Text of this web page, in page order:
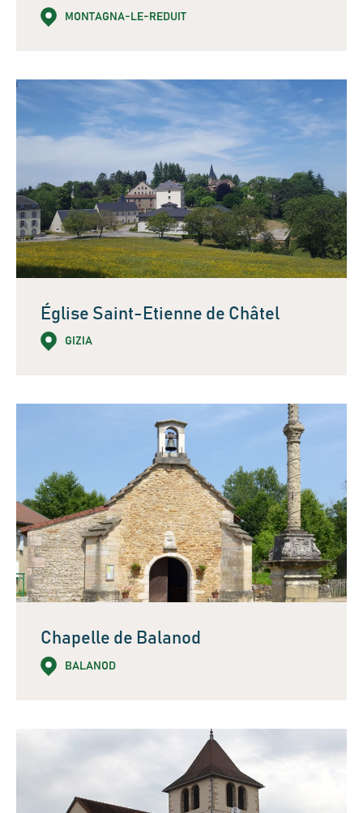
MONTAGNA-LE-REDUIT
Église Saint-Etienne de Châtel
GIZIA
Chapelle de Balanod
BALANOD